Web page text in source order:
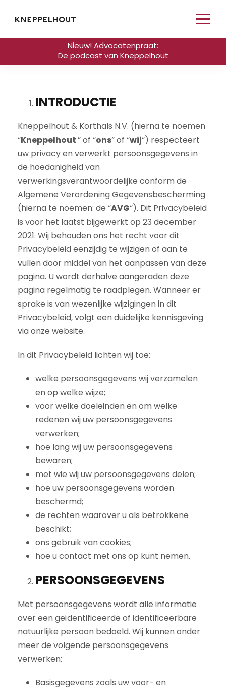
Nieuw! Advocatenpraat:
De podcast van Kneppelhout
INTRODUCTIE
Kneppelhout & Korthals N.V. (hierna te noemen
“Kneppelhout” of “ons” of “wij“) respecteert
uw privacy en verwerkt persoonsgegevens in
de hoedanigheid van
verwerkingsverantwoordelijke conform de
Algemene Verordening Gegevensbescherming
(hierna te noemen: de “AVG“). Dit Privacybeleid
is voor het laatst bijgewerkt op 23 december
2021. Wij behouden ons het recht voor dit
Privacybeleid eenzijdig te wijzigen of aan te
vullen door middel van het aanpassen van deze
pagina. U wordt derhalve aangeraden deze
pagina regelmatig te raadplegen. Wanneer er
sprake is van wezenlijke wijzigingen in dit
Privacybeleid, volgt een duidelijke kennisgeving
via onze website.
In dit Privacybeleid lichten wij toe:
welke persoonsgegevens wij verzamelen
en op welke wijze;
voor welke doeleinden en om welke
redenen wij uw persoonsgegevens
verwerken;
hoe lang wij uw persoonsgegevens
bewaren;
met wie wij uw persoonsgegevens delen;
hoe uw persoonsgegevens worden
beschermd;
de rechten waarover u als betrokkene
beschikt;
ons gebruik van cookies;
hoe u contact met ons op kunt nemen.
PERSOONSGEGEVENS
Met persoonsgegevens wordt alle informatie
over een geïdentificeerde of identificeerbare
natuurlijke persoon bedoeld. Wij kunnen onder
meer de volgende persoonsgegevens
verwerken:
Basisgegevens zoals uw voor- en